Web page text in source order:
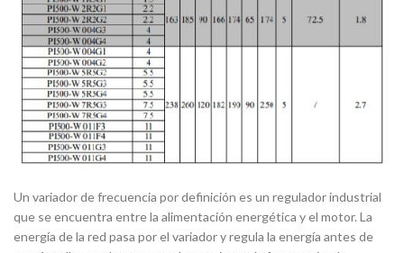
Un variador de frecuencia por definición es un regulador industrial
que se encuentra entre la alimentación energética y el motor. La
energía de la red pasa por el variador y regula la energía antes de